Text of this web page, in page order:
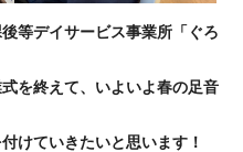
等デイサービス事業所「ぐろ
を終えて、いよいよ春の足音
けていきたいと思います！